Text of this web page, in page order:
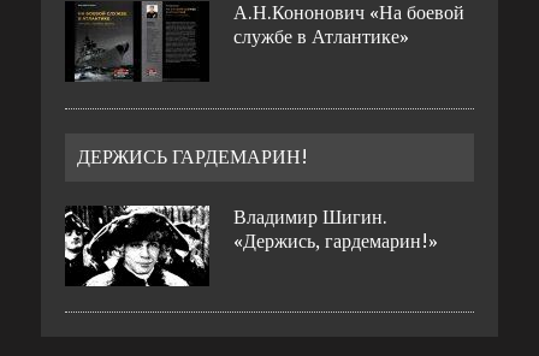
А.Н.Кононович «На боевой
службе в Атлантике»
ДЕРЖИСЬ ГАРДЕМАРИН!
Владимир Шигин.
«Держись, гардемарин!»